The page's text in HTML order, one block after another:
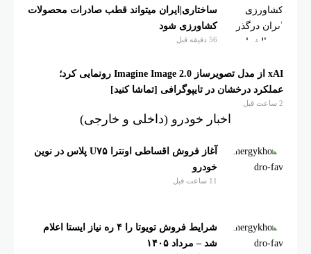
ساختاری|ایران میتواند قطب صادرات محصولات
کشاورزی شود
xAI از مدل تصویرساز Imagine Image 2.0 رونمایی کرد؛
در تایپوگرافی [تماشا کنید]
اخبار خودرو (داخلی و خارجی)
آغاز فروش اقساطی اونترا U۷۵ پلاس در نوین
خودرو
شرایط فروش تویوتا را ۴ ره نیاز ایستا اعلام
شد – مرداد ۱۴۰۵